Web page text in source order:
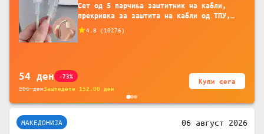
Сет од 5 парчиња заштитник на кабли,
прекривка за заштита на кабли од ТПУ,
додатоци за заштита на кабли, без
батерија, за мобилни телефони, комплет
4.8 ( 10276)
54 ден -73%
206денЗаштедете 152.00 ден
Купи сега
МАКЕДОНИЈА 06 август 2026